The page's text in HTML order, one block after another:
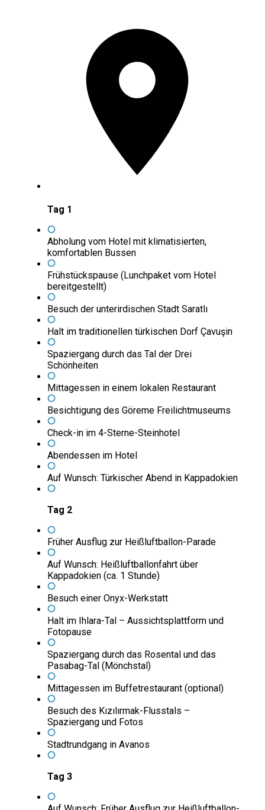
Tag 1
Abholung vom Hotel mit klimatisierten,
komfortablen Bussen
Frühstückspause (Lunchpaket vom Hotel
bereitgestellt)
Besuch der unterirdischen Stadt Saratlı
Halt im traditionellen türkischen Dorf Çavuşin
Spaziergang durch das Tal der Drei
Schönheiten
Mittagessen in einem lokalen Restaurant
Besichtigung des Göreme Freilichtmuseums
Check-in im 4-Sterne-Steinhotel
Abendessen im Hotel
Auf Wunsch: Türkischer Abend in Kappadokien
Tag 2
Früher Ausflug zur Heißluftballon-Parade
Auf Wunsch: Heißluftballonfahrt über
Kappadokien (ca. 1 Stunde)
Besuch einer Onyx-Werkstatt
Halt im Ihlara-Tal – Aussichtsplattform und
Fotopause
Spaziergang durch das Rosental und das
Pasabag-Tal (Mönchstal)
Mittagessen im Buffetrestaurant (optional)
Besuch des Kızılırmak-Flusstals –
Spaziergang und Fotos
Stadtrundgang in Avanos
Tag 3